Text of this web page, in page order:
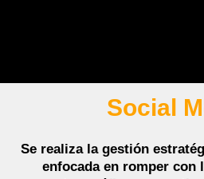
Social
Se realiza la gestión
enfocada en romper con